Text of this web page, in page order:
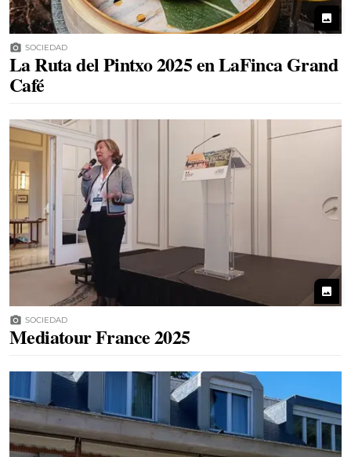
photo
photo_camera SOCIEDAD
La Ruta del Pintxo 2025 en LaFinca Grand
Café
photo
photo_camera SOCIEDAD
Mediatour France 2025